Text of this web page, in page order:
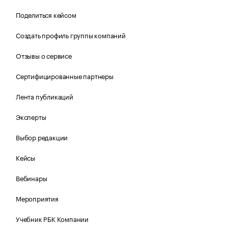
Поделиться кейсом
Создать профиль группы компаний
Отзывы о сервисе
Сертифицированные партнеры
Лента публикаций
Эксперты
Выбор редакции
Кейсы
Вебинары
Мероприятия
Учебник РБК Компании